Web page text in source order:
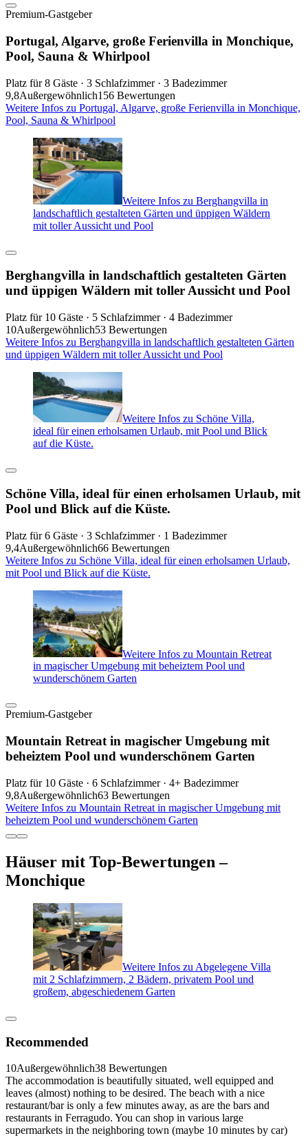
Premium-Gastgeber
Portugal, Algarve, große Ferienvilla in Monchique,
Pool, Sauna & Whirlpool
Platz für 8 Gäste · 3 Schlafzimmer · 3 Badezimmer
9,8Außergewöhnlich156 Bewertungen
Weitere Infos zu Portugal, Algarve, große Ferienvilla in Monchique,
Pool, Sauna & Whirlpool
Weitere Infos zu Berghangvilla in
landschaftlich gestalteten Gärten und üppigen Wäldern
mit toller Aussicht und Pool
Berghangvilla in landschaftlich gestalteten Gärten
und üppigen Wäldern mit toller Aussicht und Pool
Platz für 10 Gäste · 5 Schlafzimmer · 4 Badezimmer
10Außergewöhnlich53 Bewertungen
Weitere Infos zu Berghangvilla in landschaftlich gestalteten Gärten
und üppigen Wäldern mit toller Aussicht und Pool
Weitere Infos zu Schöne Villa,
ideal für einen erholsamen Urlaub, mit Pool und Blick
auf die Küste.
Schöne Villa, ideal für einen erholsamen Urlaub, mit
Pool und Blick auf die Küste.
Platz für 6 Gäste · 3 Schlafzimmer · 1 Badezimmer
9,4Außergewöhnlich66 Bewertungen
Weitere Infos zu Schöne Villa, ideal für einen erholsamen Urlaub,
mit Pool und Blick auf die Küste.
Weitere Infos zu Mountain Retreat
in magischer Umgebung mit beheiztem Pool und
wunderschönem Garten
Premium-Gastgeber
Mountain Retreat in magischer Umgebung mit
beheiztem Pool und wunderschönem Garten
Platz für 10 Gäste · 6 Schlafzimmer · 4+ Badezimmer
9,8Außergewöhnlich63 Bewertungen
Weitere Infos zu Mountain Retreat in magischer Umgebung mit
beheiztem Pool und wunderschönem Garten
Häuser mit Top-Bewertungen –
Monchique
Weitere Infos zu Abgelegene Villa
mit 2 Schlafzimmern, 2 Bädern, privatem Pool und
großem, abgeschiedenem Garten
Recommended
10Außergewöhnlich38 Bewertungen
The accommodation is beautifully situated, well equipped and
leaves (almost) nothing to be desired. The beach with a nice
restaurant/bar is only a few minutes away, as are the bars and
restaurants in Ferragudo. You can shop in various large
supermarkets in the neighboring town (maybe 10 minutes by car)